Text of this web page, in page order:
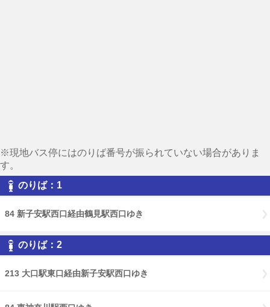
※現地バス停にはのりば番号が振られていない場合がありま
す。
のりば：1
84 新子安駅西口経由鶴見駅西口ゆき
のりば：2
213 大口駅東口経由新子安駅西口ゆき